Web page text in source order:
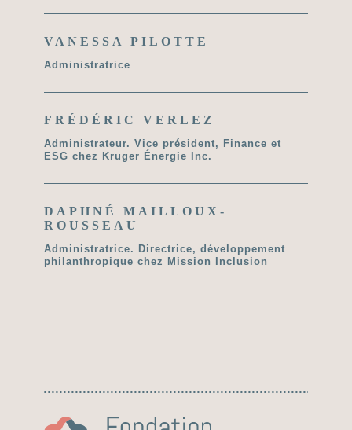
VANESSA PILOTTE
Administratrice
FRÉDÉRIC VERLEZ
Administrateur. Vice président, Finance et
ESG chez Kruger Énergie Inc.
DAPHNÉ MAILLOUX-
ROUSSEAU
Administratrice. Directrice, développement
philanthropique chez Mission Inclusion